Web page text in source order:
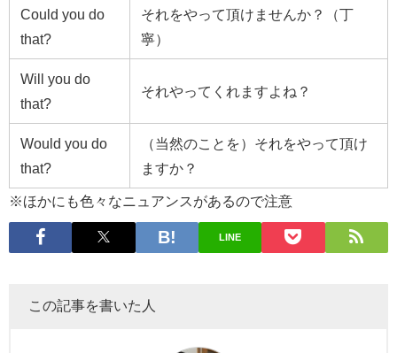
Could you do
that?
それをやって頂けませんか？（丁
寧）
Will you do
that?
それやってくれますよね？
Would you do
that?
（当然のことを）それをやって頂け
ますか？
※ほかにも色々なニュアンスがあるので注意
LINE
この記事を書いた人